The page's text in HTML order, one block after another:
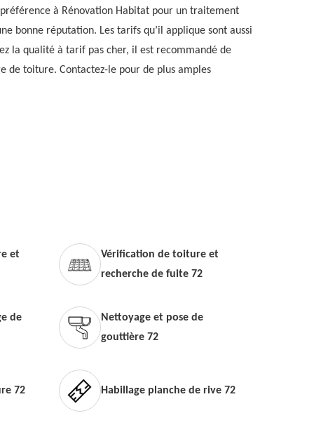
préférence à Rénovation Habitat pour un traitement
bonne réputation. Les tarifs qu’il applique sont aussi
la qualité à tarif pas cher, il est recommandé de
de toiture. Contactez-le pour de plus amples
et
Vérification de toiture et
recherche de fuite 72
de
Nettoyage et pose de
gouttière 72
72 Habillage planche de rive 72